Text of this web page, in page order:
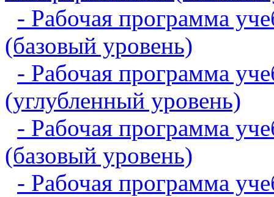
- Рабочая программа
(базовый уровень)
- Рабочая программа
(углубленный уровень)
- Рабочая программа
(базовый уровень)
- Рабочая программа